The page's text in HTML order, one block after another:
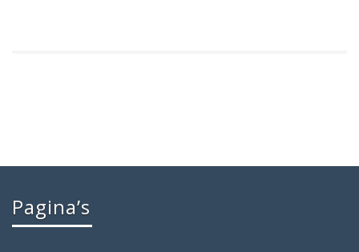
Pagina’s